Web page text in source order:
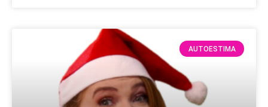
AUTOESTIMA